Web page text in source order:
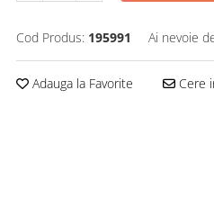
Cod Produs: 195991 Ai nevoie
Adauga la Favorite Cere